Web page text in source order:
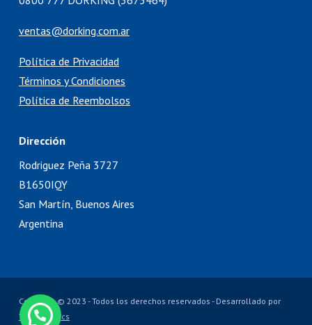
ventas@dorking.com.ar
Política de Privacidad
Términos y Condiciones
Política de Reembolsos
Dirección
Rodriguez Peña 3727
B1650IQY
San Martín, Buenos Aires
Argentina
Copyright © 2023 - Todos los derechos reservados - Desarrollado por
TechneLogics